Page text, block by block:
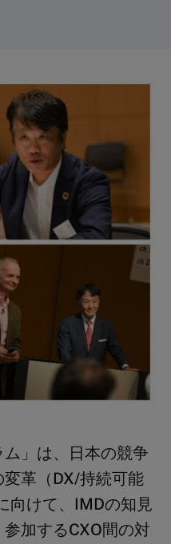
ム」は、日本の競争
革（DX/持続可能
向けて、IMDの知見
加するCXO間の対